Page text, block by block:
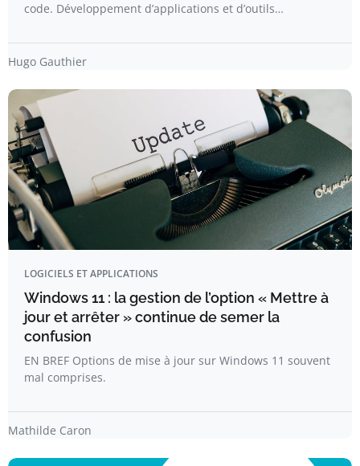
code. Développement d’applications et d’outils…
Hugo Gauthier
LOGICIELS ET APPLICATIONS
Windows 11 : la gestion de l’option « Mettre à
jour et arrêter » continue de semer la
confusion
EN BREF Options de mise à jour sur Windows 11 souvent
mal comprises.
Mathilde Caron